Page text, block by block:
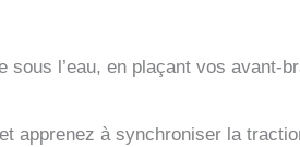
sous l’eau, en plaçant vos avant-
apprenez à synchroniser la